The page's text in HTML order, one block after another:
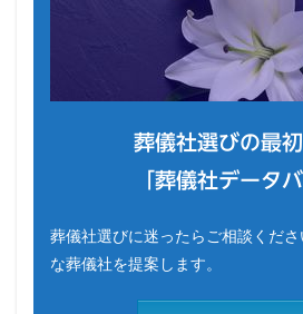
葬儀社選びの最
「葬儀社データバ
葬儀社選びに迷ったらご相談くだ
な葬儀社を提案します。